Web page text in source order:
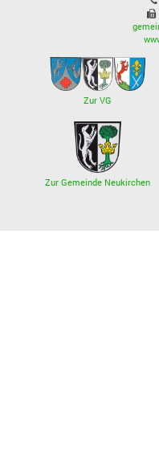
Zur VG
Zur Gemeinde Neukirchen